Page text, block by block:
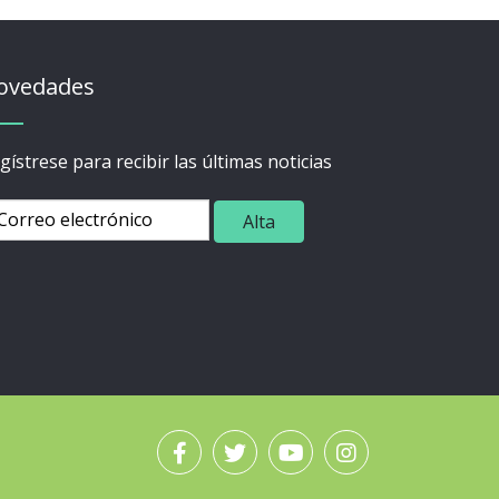
para recibir las últimas noticias